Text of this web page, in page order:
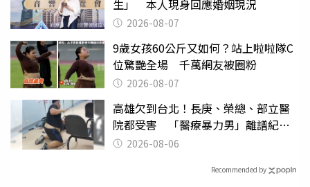
生」 本人現身回應婚姻現況
2026-08-07
9歲女孩60公斤又如何？站上啦啦隊C
位驚艷全場 千萬網友被圈粉
2026-08-07
高雄欠到台北！長庚、榮總、部立醫
院都受害 「醫療暴力男」離譜紀錄
曝光2026-08-06
Recommended by